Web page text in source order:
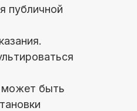
публичной
может быть